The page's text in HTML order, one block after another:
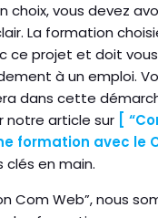
choix, vous devez
La formation
ce projet et doit
à un emploi.
dans cette
notre article sur
[
formation avec le
en main.
Com Web”, nous